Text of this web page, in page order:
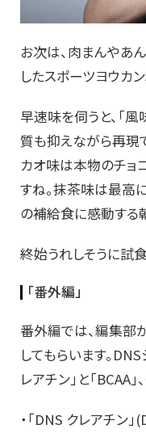
お次は、肉まんやあ
したスポーツヨウカン
早速味を伺うと、「
質も抑えながら再現
カオ味は本物のチョ
すね。抹茶味は最高
の補給食に感動する
終始うれしそうに試
「番外編」
番外編では、編集部
してもらいます。
レアチン」と「BCAA
・「DNS クレアチン